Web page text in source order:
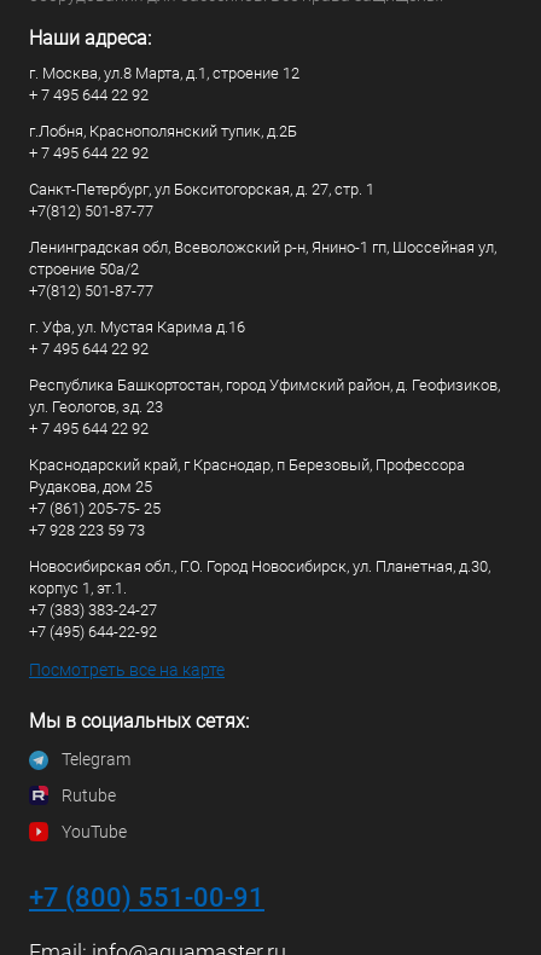
Наши адреса:
г. Москва, ул.8 Марта, д.1, строение 12
+ 7 495 644 22 92
г.Лобня, Краснополянский тупик, д.2Б
+ 7 495 644 22 92
Санкт-Петербург, ул Бокситогорская, д. 27, стр. 1
+7(812) 501-87-77
Ленинградская обл, Всеволожский р-н, Янино-1 гп, Шоссейная ул,
строение 50а/2
+7(812) 501-87-77
г. Уфа, ул. Мустая Карима д.16
+ 7 495 644 22 92
Республика Башкортостан, город Уфимский район, д. Геофизиков,
ул. Геологов, зд. 23
+ 7 495 644 22 92
Краснодарский край, г Краснодар, п Березовый, Профессора
Рудакова, дом 25
+7 (861) 205-75- 25
+7 928 223 59 73
Новосибирская обл., Г.О. Город Новосибирск, ул. Планетная, д.30,
корпус 1, эт.1.
+7 (383) 383-24-27
+7 (495) 644-22-92
Посмотреть все на карте
Мы в социальных сетях:
Telegram
Rutube
YouTube
+7 (800) 551-00-91